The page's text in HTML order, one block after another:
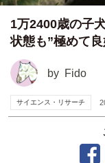
1万2400歳の子
状態も”極めて良
by Fido
サイエンス・リサーチ